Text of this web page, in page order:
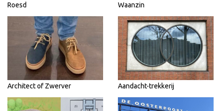
Roesd Waanzin
Architect of Zwerver Aandacht-trekkerij